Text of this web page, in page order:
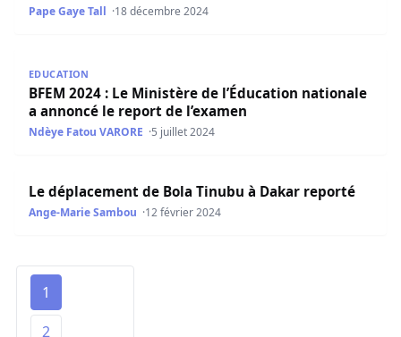
Pape Gaye Tall 18 décembre 2024
EDUCATION
BFEM 2024 : Le Ministère de l’Éducation nationale
a annoncé le report de l’examen
Ndèye Fatou VARORE 5 juillet 2024
Le déplacement de Bola Tinubu à Dakar reporté
Ange-Marie Sambou 12 février 2024
1
2